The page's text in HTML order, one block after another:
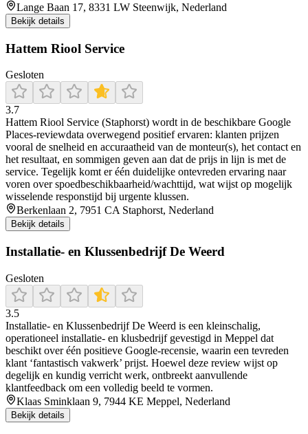
Lange Baan 17, 8331 LW Steenwijk, Nederland
Bekijk details
Hattem Riool Service
Gesloten
3.7
Hattem Riool Service (Staphorst) wordt in de beschikbare Google
Places-reviewdata overwegend positief ervaren: klanten prijzen
vooral de snelheid en accuraatheid van de monteur(s), het contact en
het resultaat, en sommigen geven aan dat de prijs in lijn is met de
service. Tegelijk komt er één duidelijke ontevreden ervaring naar
voren over spoedbeschikbaarheid/wachttijd, wat wijst op mogelijk
wisselende responstijd bij urgente klussen.
Berkenlaan 2, 7951 CA Staphorst, Nederland
Bekijk details
Installatie- en Klussenbedrijf De Weerd
Gesloten
3.5
Installatie‑ en Klussenbedrijf De Weerd is een kleinschalig,
operationeel installatie‑ en klusbedrijf gevestigd in Meppel dat
beschikt over één positieve Google-recensie, waarin een tevreden
klant ‘fantastisch vakwerk’ prijst. Hoewel deze review wijst op
degelijk en kundig verricht werk, ontbreekt aanvullende
klantfeedback om een volledig beeld te vormen.
Klaas Sminklaan 9, 7944 KE Meppel, Nederland
Bekijk details